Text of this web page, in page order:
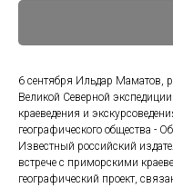
6 сентября Ильдар Маматов,
Великой Северной
краеведения и
географического общества -
Известный российский
встрече с приморскими
географический проект,